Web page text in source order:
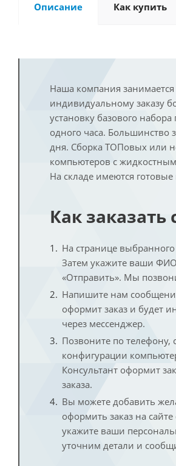
Описание Как купить
Наша компания
индивидуальному заказу
установку базового
одного часа. Большинство
дня. Сборка ТОПовых или
компьютеров с
На складе имеются
Как
На странице
Затем укажите ваши
«Отправить». Мы
Напишите нам
оформит заказ и будет
через мессенджер.
Позвоните по
конфигурации
Консультант оформит
заказа.
Вы можете добавить
оформить заказ на
укажите ваши
уточним детали и